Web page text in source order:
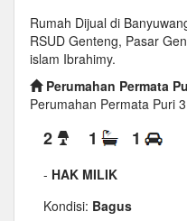
Rumah Dijual di
RSUD Genteng, Pasar
islam Ibrahimy.
Perumahan Permata
Perumahan Permata Puri
2 1 1
- HAK MILIK
Kondisi: Bagus